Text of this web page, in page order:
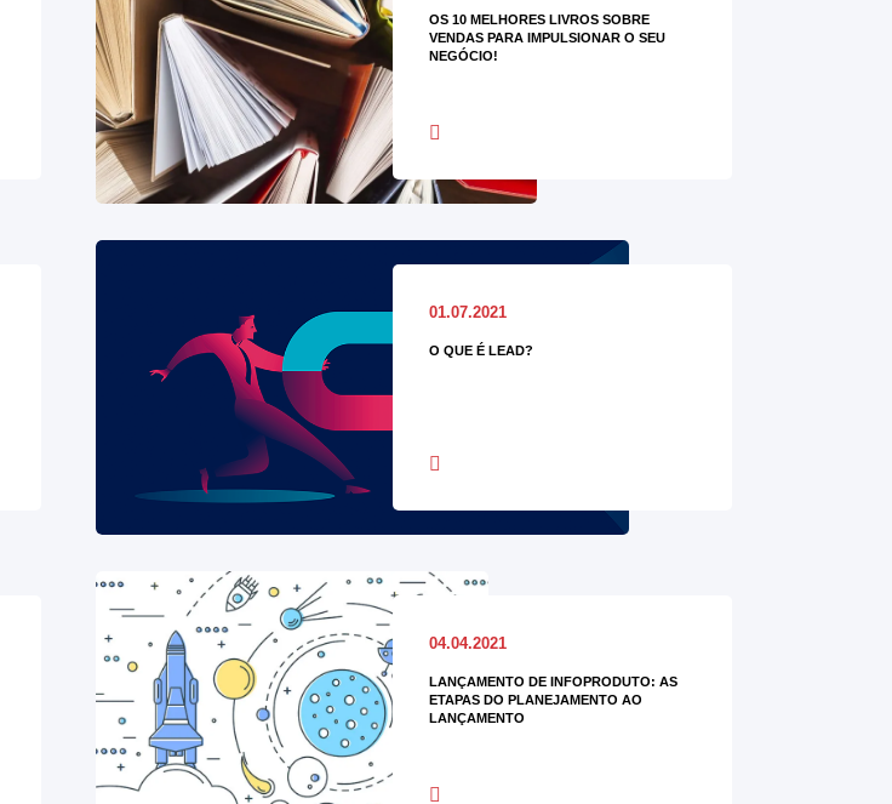
OS 10 MELHORES LIVROS SOBRE
VENDAS PARA IMPULSIONAR O SEU
NEGÓCIO!
01.07.2021
O QUE É LEAD?
04.04.2021
LANÇAMENTO DE INFOPRODUTO: AS
ETAPAS DO PLANEJAMENTO AO
LANÇAMENTO